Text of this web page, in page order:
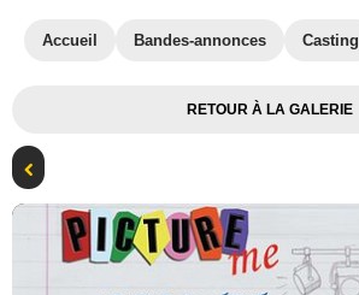
Accueil Bandes-annonces Casting
RETOUR À LA GALERIE